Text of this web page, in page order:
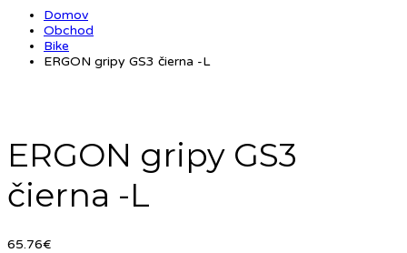
Domov
Obchod
Bike
ERGON gripy GS3 čierna -L
ERGON gripy GS3
čierna -L
65.76€